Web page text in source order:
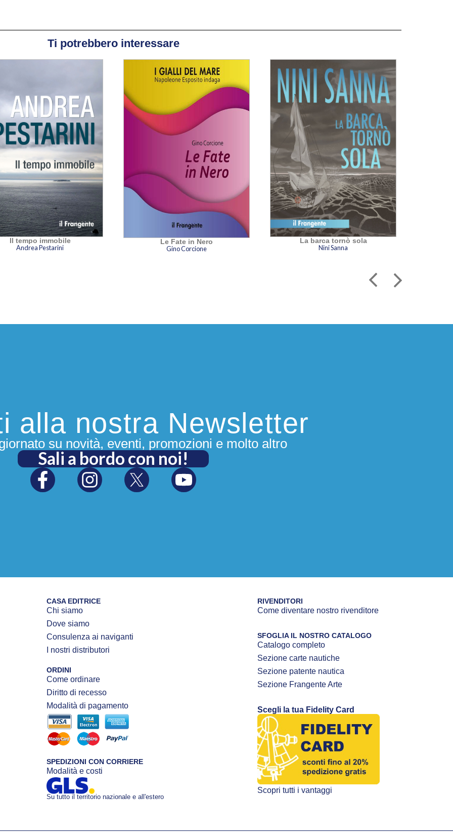
Ti potrebbero interessare
Il tempo immobile
Andrea Pestarini
Le Fate in Nero
Gino Corcione
La barca tornò sola
Nini Sanna
alla nostra Newsletter
su novità, eventi, promozioni e molto altro
Sali a bordo con noi!
CASA EDITRICE
Chi siamo
Dove siamo
Consulenza ai naviganti
I nostri distributori
ORDINI
Come ordinare
Diritto di recesso
Modalità di pagamento
SPEDIZIONI CON CORRIERE
Modalità e costi
Su tutto il territorio nazionale e all'estero
RIVENDITORI
Come diventare nostro rivenditore
SFOGLIA IL NOSTRO CATALOGO
Catalogo completo
Sezione carte nautiche
Sezione patente nautica
Sezione Frangente Arte
Scegli la tua Fidelity Card
Scopri tutti i vantaggi